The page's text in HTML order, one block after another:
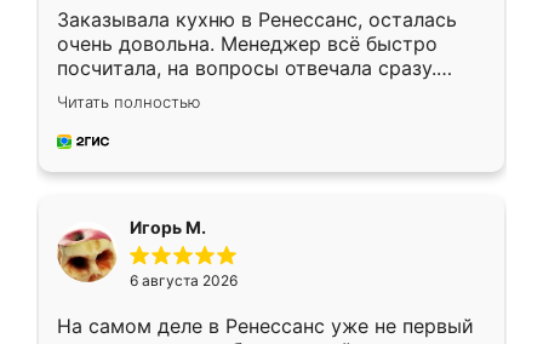
Заказывала кухню в Ренессанс, осталась
очень довольна. Менеджер всё быстро
посчитала, на вопросы отвечала сразу.
Замерщик приехал в субботу, подошёл к
делу со всей ответственностью. Собрали
за день, ребята работали аккуратно, даже
Читать полностью
Игорь М.
6 августа 2026
На самом деле в Ренессанс уже не первый